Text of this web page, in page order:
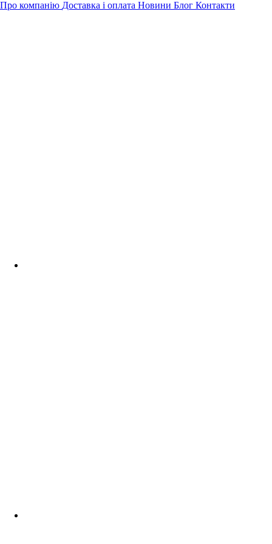
Про компанію Доставка і оплата Новини Блог Контакти